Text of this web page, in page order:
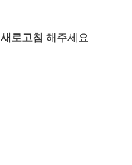
새로고침 해주세요